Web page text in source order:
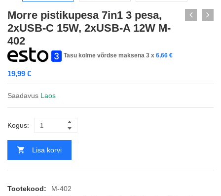
Morre pistikupesa 7in1 3 pesa,
2xUSB-C 15W, 2xUSB-A 12W M-
402
Tasu kolme võrdse maksena 3 x 6,66 €
19,99 €
Saadavus Laos
Kogus:
Lisa korvi
Tootekood:
M-402